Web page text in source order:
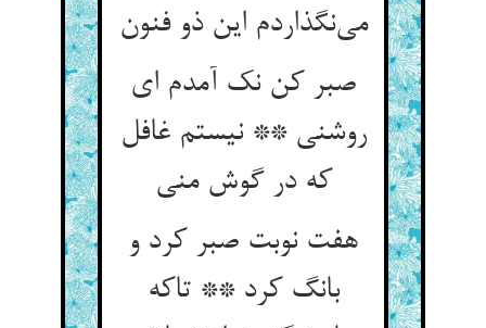
می‌نگذاردم این ذو فنون
صبر کن نک آمدم ای
روشنی ** نیستم غافل
که در گوش منی
هفت نوبت صبر کرد و
بانگ کرد ** تاکه